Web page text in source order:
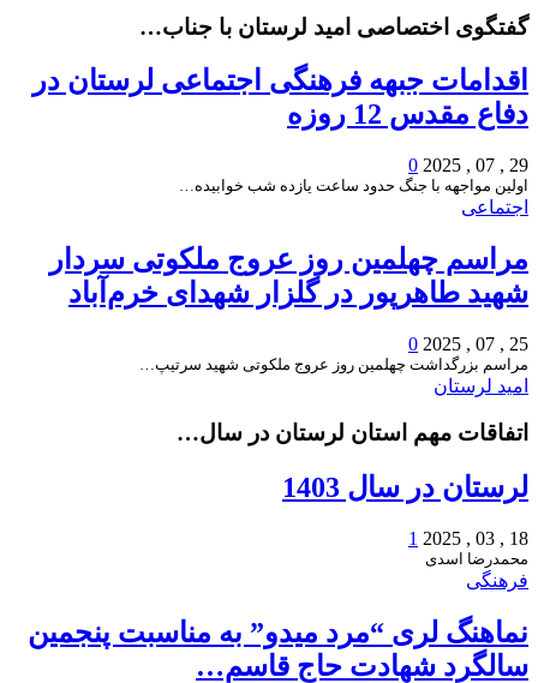
گفتگوی اختصاصی امید لرستان با جناب…
اقدامات جبهه فرهنگی اجتماعی لرستان در
دفاع مقدس 12 روزه
29 , 07 , 2025
0
اولین مواجهه با جنگ حدود ساعت یازده شب خوابیده…
اجتماعی
مراسم چهلمین روز عروج ملکوتی سردار
شهید طاهرپور در گلزار شهدای خرم‌آباد
25 , 07 , 2025
0
مراسم بزرگداشت چهلمین روز عروج ملکوتی شهید سرتیپ…
امید لرستان
اتفاقات مهم استان لرستان در سال…
لرستان در سال 1403
18 , 03 , 2025
1
محمدرضا اسدی
فرهنگی
نماهنگ لری “مرد میدو” به مناسبت پنجمین
سالگرد شهادت حاج قاسم…